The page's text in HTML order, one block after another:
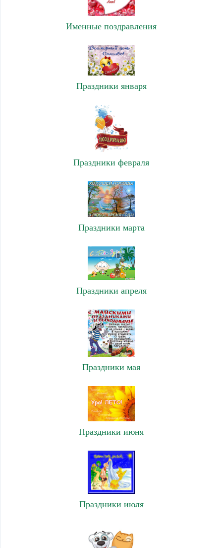
Именные поздравления
Праздники января
Праздники февраля
Праздники марта
Праздники апреля
Праздники мая
Праздники июня
Праздники июля